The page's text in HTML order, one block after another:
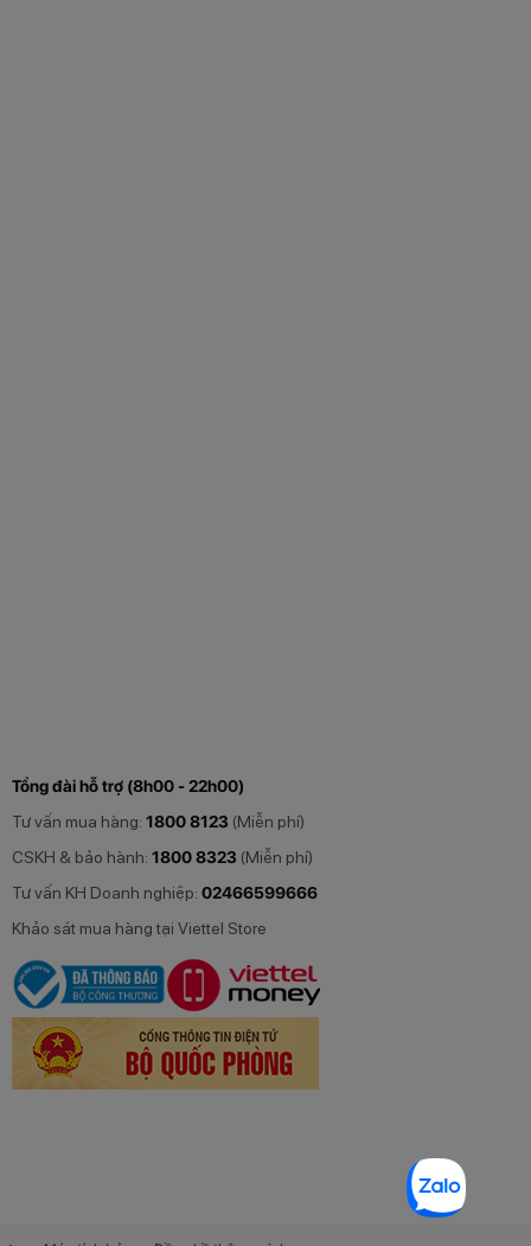
Tổng đài hỗ trợ (8h00 - 22h00)
Tư vấn mua hàng: 1800 8123 (Miễn phí)
CSKH & bảo hành: 1800 8323 (Miễn phí)
Tư vấn KH Doanh nghiệp: 02466599666
Khảo sát mua hàng tại Viettel Store